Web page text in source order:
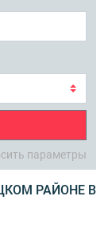
параметры
РАЙОНЕ В